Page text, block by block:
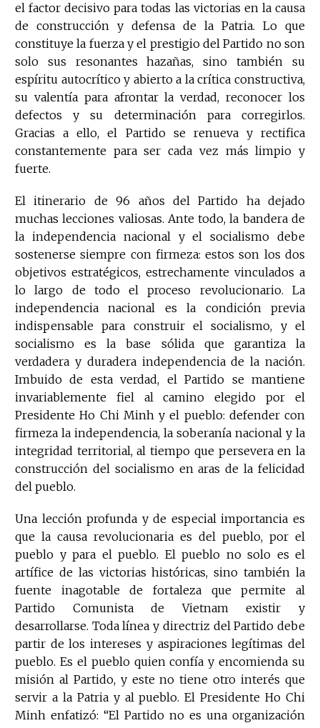
el factor decisivo para todas las victorias en la causa
de construcción y defensa de la Patria. Lo que
constituye la fuerza y el prestigio del Partido no son
solo sus resonantes hazañas, sino también su
espíritu autocrítico y abierto a la crítica constructiva,
su valentía para afrontar la verdad, reconocer los
defectos y su determinación para corregirlos.
Gracias a ello, el Partido se renueva y rectifica
constantemente para ser cada vez más limpio y
fuerte.
El itinerario de 96 años del Partido ha dejado
muchas lecciones valiosas. Ante todo, la bandera de
la independencia nacional y el socialismo debe
sostenerse siempre con firmeza: estos son los dos
objetivos estratégicos, estrechamente vinculados a
lo largo de todo el proceso revolucionario. La
independencia nacional es la condición previa
indispensable para construir el socialismo, y el
socialismo es la base sólida que garantiza la
verdadera y duradera independencia de la nación.
Imbuido de esta verdad, el Partido se mantiene
invariablemente fiel al camino elegido por el
Presidente Ho Chi Minh y el pueblo: defender con
firmeza la independencia, la soberanía nacional y la
integridad territorial, al tiempo que persevera en la
construcción del socialismo en aras de la felicidad
del pueblo.
Una lección profunda y de especial importancia es
que la causa revolucionaria es del pueblo, por el
pueblo y para el pueblo. El pueblo no solo es el
artífice de las victorias históricas, sino también la
fuente inagotable de fortaleza que permite al
Partido Comunista de Vietnam existir y
desarrollarse. Toda línea y directriz del Partido debe
partir de los intereses y aspiraciones legítimas del
pueblo. Es el pueblo quien confía y encomienda su
misión al Partido, y este no tiene otro interés que
servir a la Patria y al pueblo. El Presidente Ho Chi
Minh enfatizó: “El Partido no es una organización